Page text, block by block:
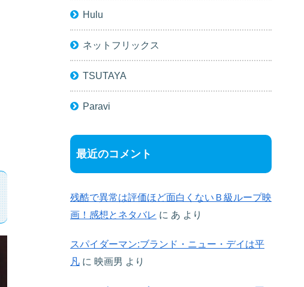
Hulu
ネットフリックス
TSUTAYA
Paravi
最近のコメント
残酷で異常は評価ほど面白くないＢ級ループ映
画！感想とネタバレ に あ より
スパイダーマン:ブランド・ニュー・デイは平
凡 に 映画男 より